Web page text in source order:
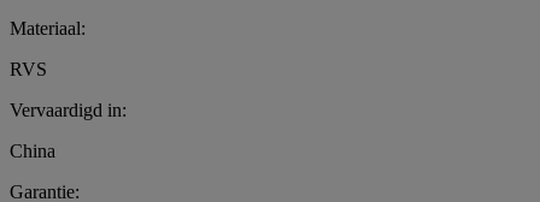
Materiaal:
RVS
Vervaardigd in:
China
Garantie: